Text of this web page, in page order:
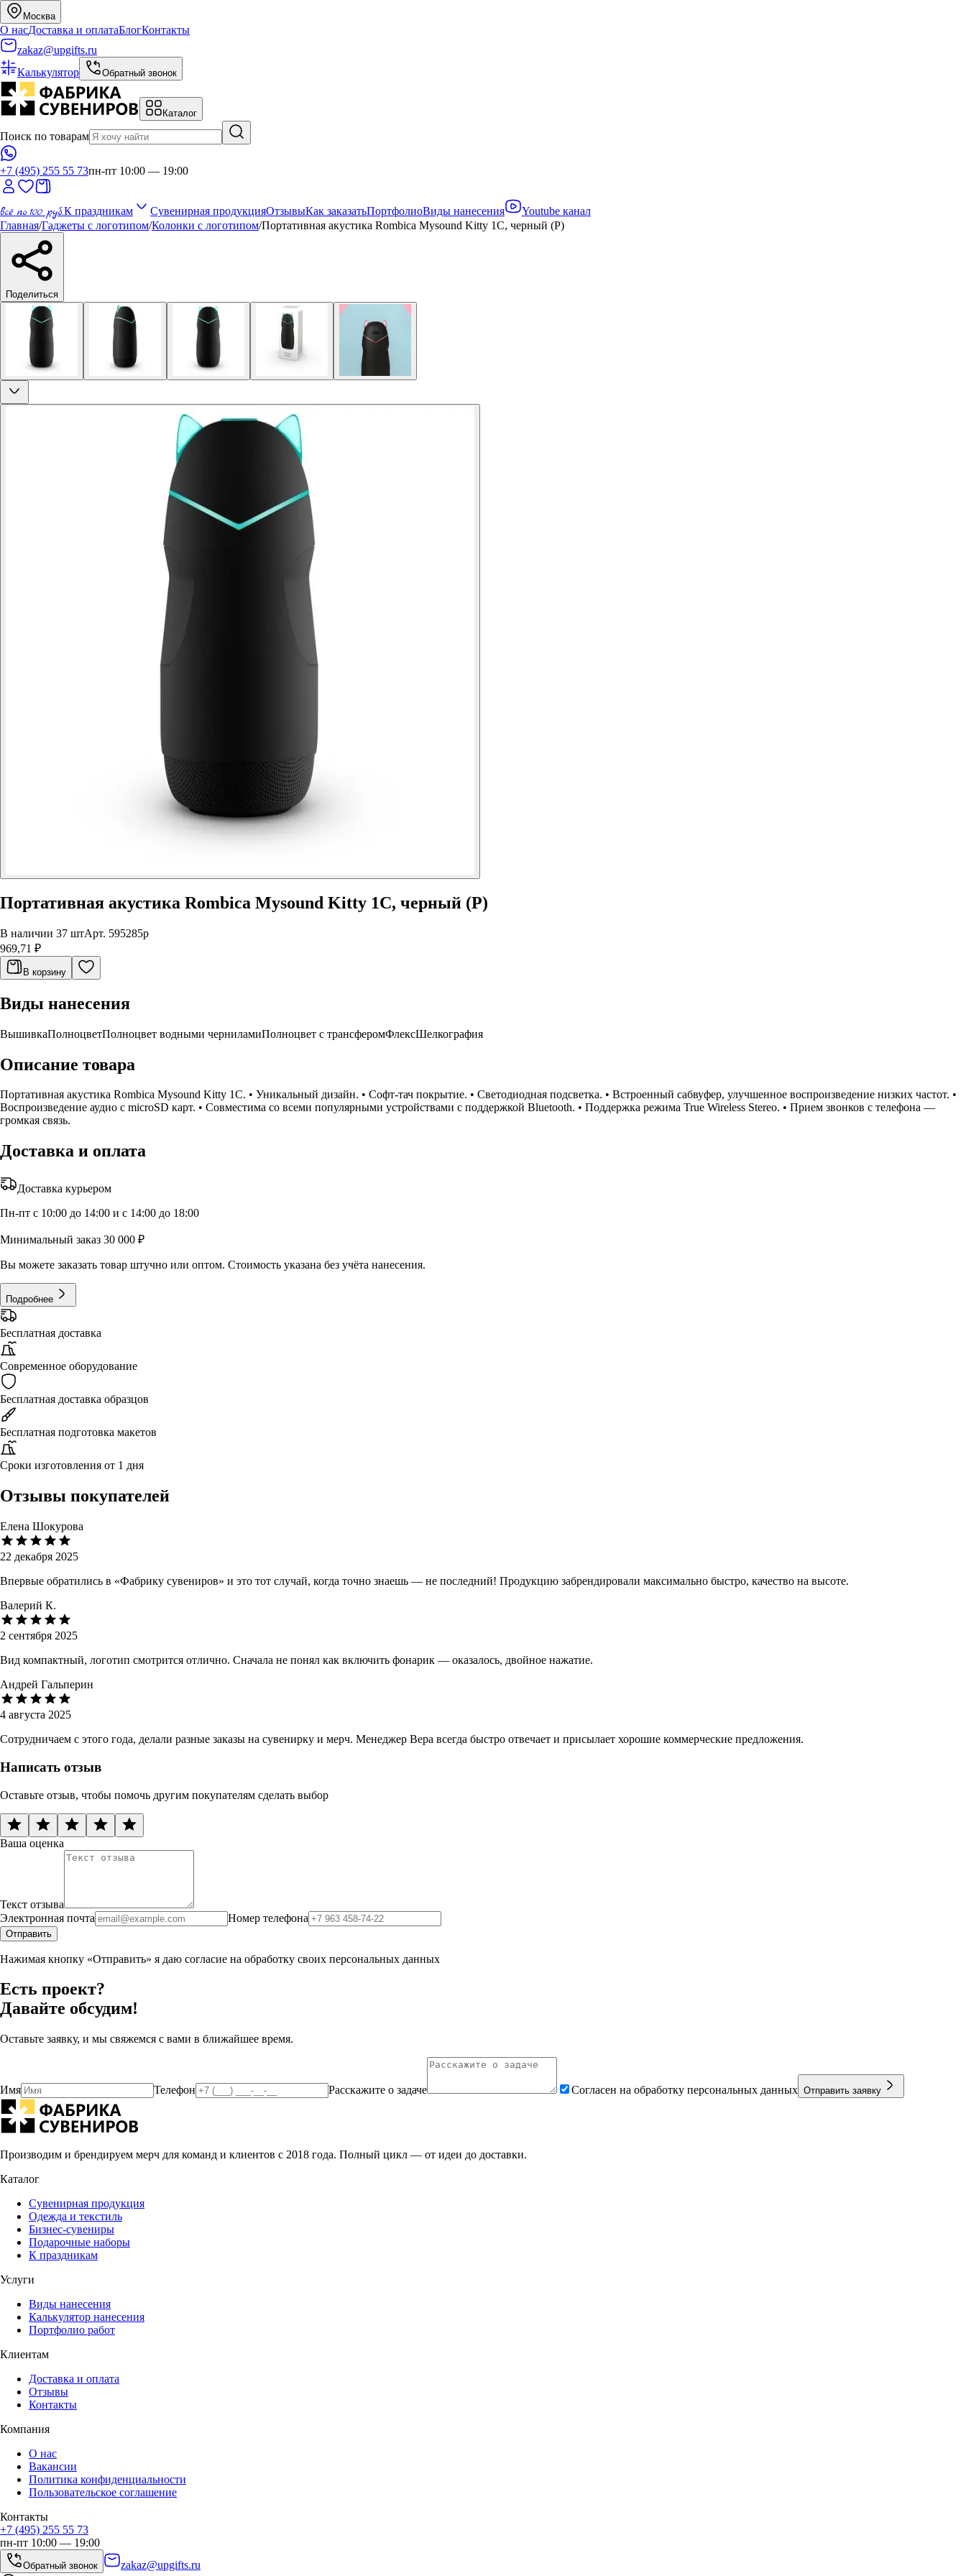
Москва
О насДоставка и оплатаБлогКонтакты
zakaz@upgifts.ru
Калькулятор
Обратный звонок
Каталог
Поиск по товарам
+7 (495) 255 55 73пн-пт 10:00 — 19:00
всё по 100 руб.К праздникам Сувенирная продукцияОтзывыКак заказатьПортфолиоВиды нанесения
Youtube канал
Главная/Гаджеты с логотипом/Колонки с логотипом/Портативная акустика Rombica Mysound Kitty 1C, черный (Р)
Поделиться
Портативная акустика Rombica Mysound Kitty 1C, черный (Р)
В наличии 37 штАрт. 595285p
969,71 ₽
В корзину
Виды нанесения
ВышивкаПолноцветПолноцвет водными черниламиПолноцвет с трансферомФлексШелкография
Описание товара
Портативная акустика Rombica Mysound Kitty 1C. • Уникальный дизайн. • Софт-тач покрытие. • Светодиодная подсветка. • Встроенный сабвуфер, улучшенное воспроизведение низких частот. •
Воспроизведение аудио с microSD карт. • Совместима со всеми популярными устройствами с поддержкой Bluetooth. • Поддержка режима True Wireless Stereo. • Прием звонков с телефона —
громкая связь.
Доставка и оплата
Доставка курьером
Пн-пт с 10:00 до 14:00 и с 14:00 до 18:00
Минимальный заказ 30 000 ₽
Вы можете заказать товар штучно или оптом. Стоимость указана без учёта нанесения.
Подробнее
Бесплатная доставка
Современное оборудование
Бесплатная доставка образцов
Бесплатная подготовка макетов
Сроки изготовления от 1 дня
Отзывы покупателей
Елена Шокурова
22 декабря 2025
Впервые обратились в «Фабрику сувениров» и это тот случай, когда точно знаешь — не последний! Продукцию забрендировали максимально быстро, качество на высоте.
Валерий К.
2 сентября 2025
Вид компактный, логотип смотрится отлично. Сначала не понял как включить фонарик — оказалось, двойное нажатие.
Андрей Гальперин
4 августа 2025
Сотрудничаем с этого года, делали разные заказы на сувенирку и мерч. Менеджер Вера всегда быстро отвечает и присылает хорошие коммерческие предложения.
Написать отзыв
Оставьте отзыв, чтобы помочь другим покупателям сделать выбор
Ваша оценка
Текст отзыва
Электронная почта
Номер телефона
Отправить
Нажимая кнопку «Отправить» я даю согласие на обработку своих персональных данных
Есть проект?
Давайте обсудим!
Оставьте заявку, и мы свяжемся с вами в ближайшее время.
Имя Телефон Расскажите о задаче Согласен на обработку персональных данных Отправить заявку
Производим и брендируем мерч для команд и клиентов с 2018 года. Полный цикл — от идеи до доставки.
Каталог
Сувенирная продукция
Одежда и текстиль
Бизнес-сувениры
Подарочные наборы
К праздникам
Услуги
Виды нанесения
Калькулятор нанесения
Портфолио работ
Клиентам
Доставка и оплата
Отзывы
Контакты
Компания
О нас
Вакансии
Политика конфиденциальности
Пользовательское соглашение
Контакты
+7 (495) 255 55 73
пн-пт 10:00 — 19:00
Обратный звонок zakaz@upgifts.ru